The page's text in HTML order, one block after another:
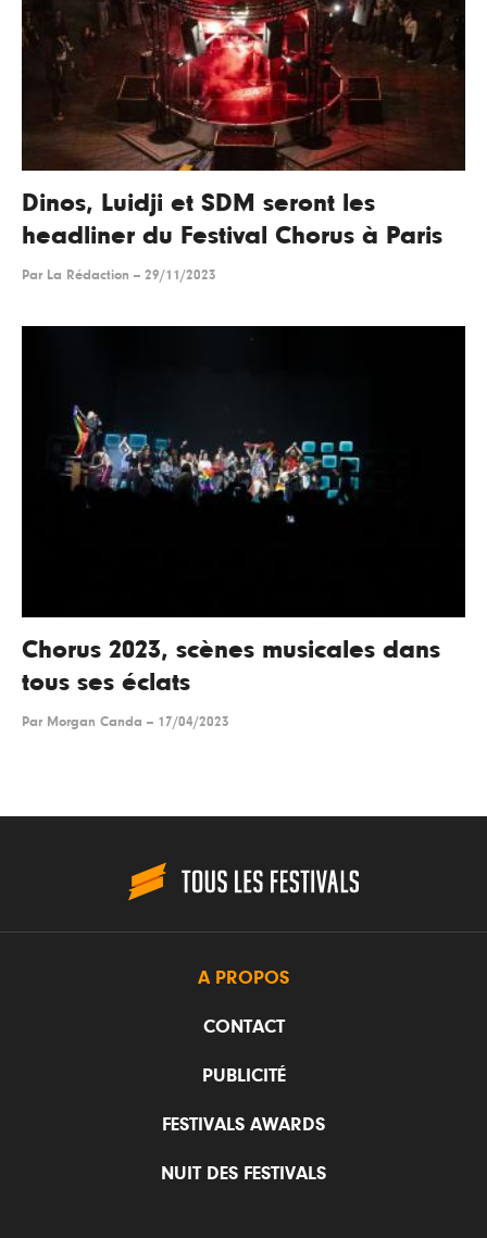
Dinos, Luidji et SDM seront les
headliner du Festival Chorus à Paris
Par La Rédaction -- 29/11/2023
Chorus 2023, scènes musicales dans
tous ses éclats
Par Morgan Canda -- 17/04/2023
A PROPOS
CONTACT
PUBLICITÉ
FESTIVALS AWARDS
NUIT DES FESTIVALS